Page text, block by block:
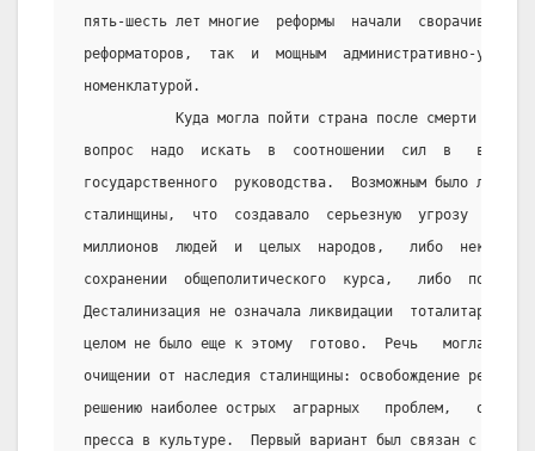
пять-шесть лет многие  реформы  начали
реформаторов,  так  и  мощным  административно-
номенклатурой.
Куда могла пойти страна после смерти
вопрос  надо  искать  в  соотношении  сил  в
государственного  руководства.  Возможным было либо
сталинщины,  что  создавало  серьезную  угрозу
миллионов  людей  и  целых  народов,   либо
сохранении  общеполитического  курса,   либо
Десталинизация не означала ликвидации
целом не было еще к этому  готово.  Речь   могла
очищении от наследия сталинщины: освобождение
решению наиболее острых  аграрных   проблем,
пресса в культуре.  Первый вариант был связан с